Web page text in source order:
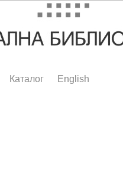
Каталог English